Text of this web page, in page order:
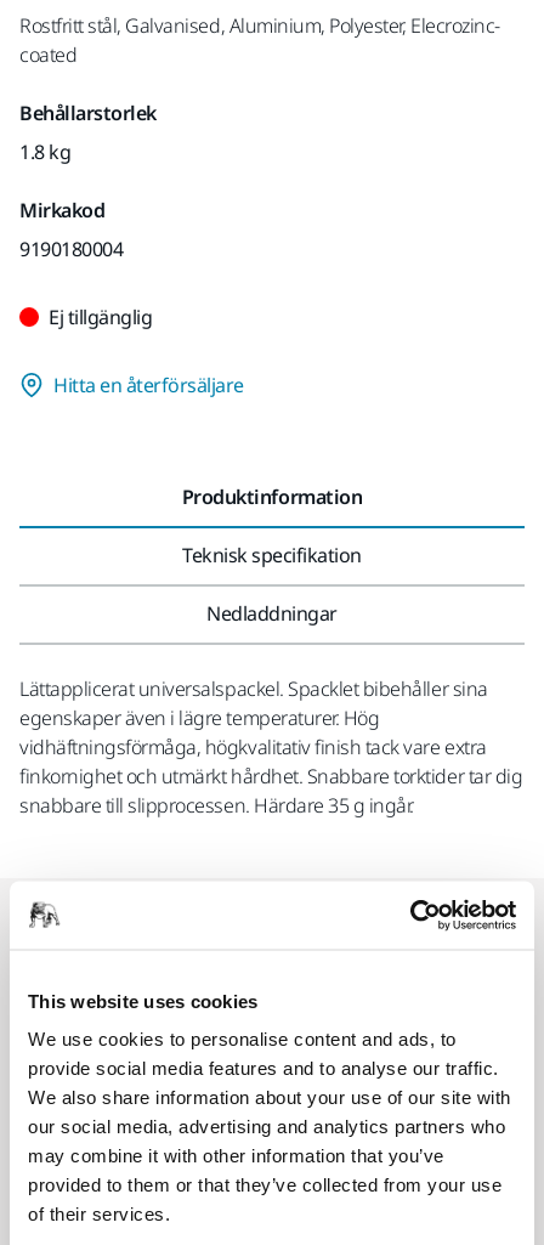
This website uses cookies
We use cookies to personalise content and ads, to
provide social media features and to analyse our traffic.
We also share information about your use of our site with
our social media, advertising and analytics partners who
may combine it with other information that you’ve
provided to them or that they’ve collected from your use
of their services.
Rostfritt stål, Galvanised, Aluminium, Polyester, Elecrozinc-
coated
Behållarstorlek
1.8 kg
Mirkakod
9190180004
Ej tillgänglig
Hitta en återförsäljare
Produktinformation
Teknisk specifikation
Nedladdningar
Lättapplicerat universalspackel. Spacklet bibehåller sina
egenskaper även i lägre temperaturer. Hög
vidhäftningsförmåga, högkvalitativ finish tack vare extra
finkornighet och utmärkt hårdhet. Snabbare torktider tar dig
snabbare till slipprocessen. Härdare 35 g ingår.
ANVÄND TILLSAMMANS
Mirka Japanese Spreader Set
Metal spreaders for applying putty and filler.
Available in four widths: 50 mm, 80 mm,…
ANVÄND TILLSAMMANS
Mirka Plastic Spreader Set